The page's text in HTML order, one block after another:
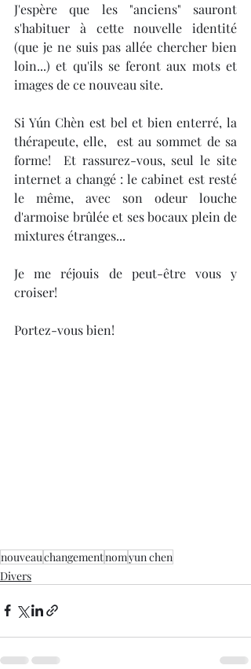
J'espère que les "anciens" sauront
s'habituer à cette nouvelle identité
(que je ne suis pas allée chercher bien
loin...) et qu'ils se feront aux mots et
images de ce nouveau site.
Si Yún Chèn est bel et bien enterré, la
thérapeute, elle,  est au sommet de sa
forme!  Et rassurez-vous, seul le site
internet a changé : le cabinet est resté
le même, avec son odeur louche
d'armoise brûlée et ses bocaux plein de
mixtures étranges...
Je me réjouis de peut-être vous y
croiser!
Portez-vous bien!
nouveauchangementnomyun chen
Divers